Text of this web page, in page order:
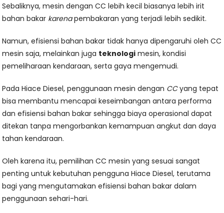
Sebaliknya, mesin dengan CC lebih kecil biasanya lebih irit
bahan bakar karenapembakaran yang terjadi lebih sedikit.
Namun, efisiensi bahan bakar tidak hanya dipengaruhi oleh CC
mesin saja, melainkan juga teknologi mesin, kondisi
pemeliharaan kendaraan, serta gaya mengemudi.
Pada Hiace Diesel, penggunaan mesin dengan CCyang tepat
bisa membantu mencapai keseimbangan antara performa
dan efisiensi bahan bakar sehingga biaya operasional dapat
ditekan tanpa mengorbankan kemampuan angkut dan daya
tahan kendaraan.
Oleh karena itu, pemilihan CC mesin yang sesuai sangat
penting untuk kebutuhan pengguna Hiace Diesel, terutama
bagi yang mengutamakan efisiensi bahan bakar dalam
penggunaan sehari-hari.